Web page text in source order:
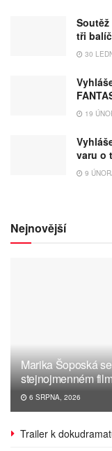
tři
30
19
varu o
9
Nejnovější
Marika Šoposká
stejnojmenném
6 SRPNA, 2026
Trailer k